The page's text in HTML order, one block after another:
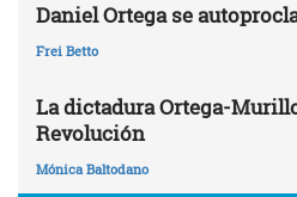
Daniel Ortega se
Frei Betto
La dictadura Ortega-
Revolución
Mónica Baltodano